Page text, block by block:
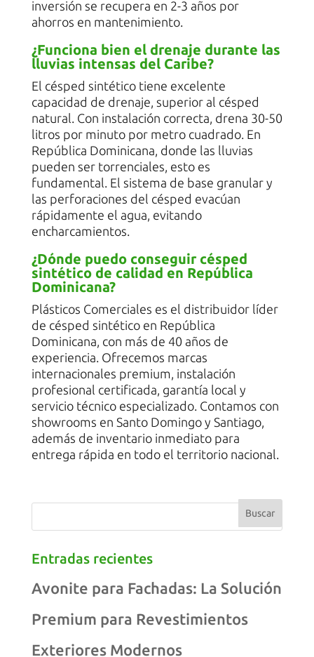
inversión se recupera en 2-3 años por
ahorros en mantenimiento.
¿Funciona bien el drenaje durante las
lluvias intensas del Caribe?
El césped sintético tiene excelente
capacidad de drenaje, superior al césped
natural. Con instalación correcta, drena 30-50
litros por minuto por metro cuadrado. En
República Dominicana, donde las lluvias
pueden ser torrenciales, esto es
fundamental. El sistema de base granular y
las perforaciones del césped evacúan
rápidamente el agua, evitando
encharcamientos.
¿Dónde puedo conseguir césped
sintético de calidad en República
Dominicana?
Plásticos Comerciales es el distribuidor líder
de césped sintético en República
Dominicana, con más de 40 años de
experiencia. Ofrecemos marcas
internacionales premium, instalación
profesional certificada, garantía local y
servicio técnico especializado. Contamos con
showrooms en Santo Domingo y Santiago,
además de inventario inmediato para
entrega rápida en todo el territorio nacional.
Entradas recientes
Avonite para Fachadas: La Solución
Premium para Revestimientos
Exteriores Modernos